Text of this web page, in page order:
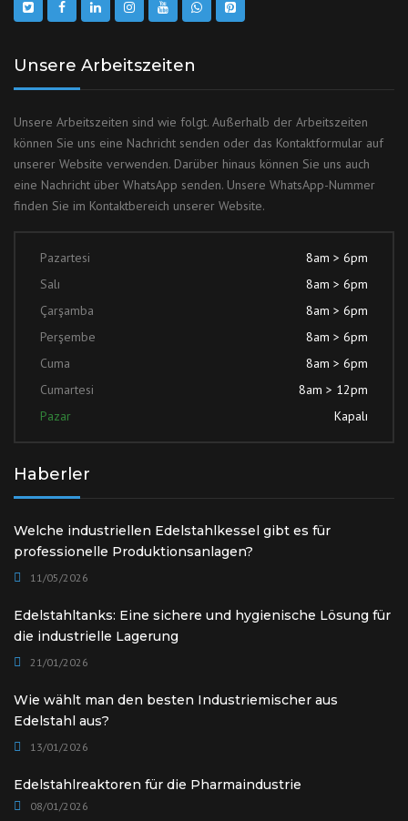
Unsere Arbeitszeiten
Unsere Arbeitszeiten sind wie folgt. Außerhalb der Arbeitszeiten
können Sie uns eine Nachricht senden oder das Kontaktformular auf
unserer Website verwenden. Darüber hinaus können Sie uns auch
eine Nachricht über WhatsApp senden. Unsere WhatsApp-Nummer
finden Sie im Kontaktbereich unserer Website.
Pazartesi
8am > 6pm
Salı
8am > 6pm
Çarşamba
8am > 6pm
Perşembe
8am > 6pm
Cuma
8am > 6pm
Cumartesi
8am > 12pm
Pazar
Kapalı
Haberler
Welche industriellen Edelstahlkessel gibt es für
professionelle Produktionsanlagen?
11/05/2026
Edelstahltanks: Eine sichere und hygienische Lösung für
die industrielle Lagerung
21/01/2026
Wie wählt man den besten Industriemischer aus
Edelstahl aus?
13/01/2026
Edelstahlreaktoren für die Pharmaindustrie
08/01/2026